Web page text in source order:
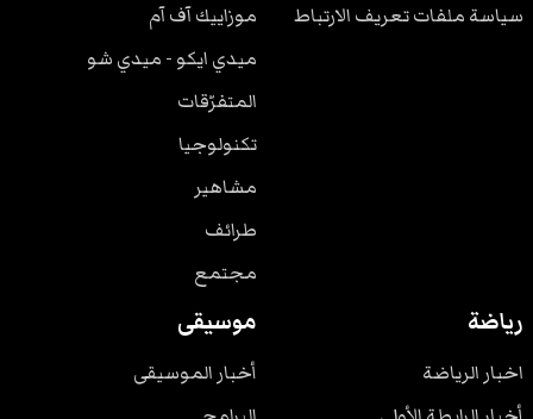
سياسة ملفات تعريف الارتباط
موزاييك آف آم
ميدي ايكو - ميدي شو
المتفرّقات
تكنولوجيا
مشاهير
طرائف
مجتمع
رياضة
اخبار الرياضة
موسيقى
أخبار الموسيقى